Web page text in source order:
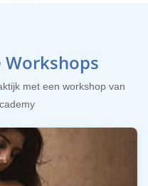
Workshops
met een workshop van